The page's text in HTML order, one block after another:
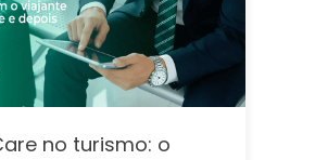
no turismo: o